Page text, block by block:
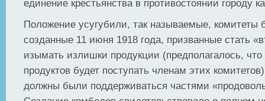
единение крестьянства в противостоянии городу
Положение усугубили, так называемые, комитеты
созданные 11 июня 1918 года, призванные стать
изымать излишки продукции (предполагалось,
продуктов будет поступать членам этих
должны были поддерживаться частями